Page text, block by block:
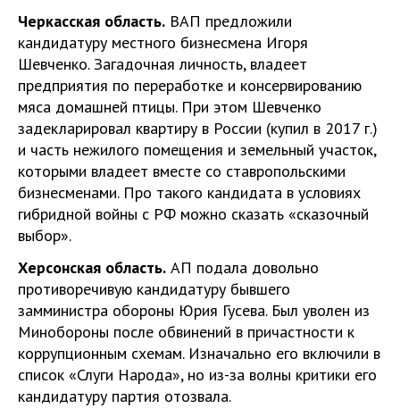
Черкасская область. ВАП предложили
кандидатуру местного бизнесмена Игоря
Шевченко. Загадочная личность, владеет
предприятия по переработке и консервированию
мяса домашней птицы. При этом Шевченко
задекларировал квартиру в России (купил в 2017 г.)
и часть нежилого помещения и земельный участок,
которыми владеет вместе со ставропольскими
бизнесменами. Про такого кандидата в условиях
гибридной войны с РФ можно сказать «сказочный
выбор».
Херсонская область. АП подала довольно
противоречивую кандидатуру бывшего
замминистра обороны Юрия Гусева. Был уволен из
Минобороны после обвинений в причастности к
коррупционным схемам. Изначально его включили в
список «Слуги Народа», но из-за волны критики его
кандидатуру партия отозвала.